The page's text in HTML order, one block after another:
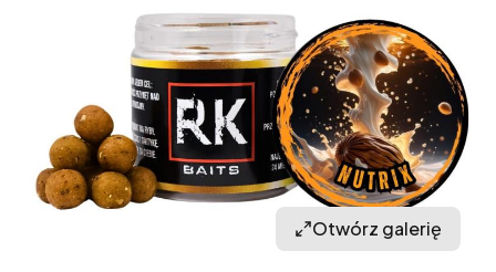
Otwórz galerię